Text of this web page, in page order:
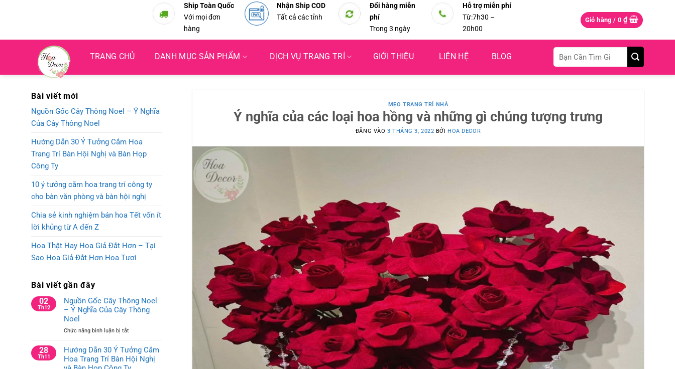
Ship Toàn Quốc
Với mọi đơn
hàng
Nhận Ship COD
Tất cả các tỉnh
Đổi hàng miễn
phí
Trong 3 ngày
Hỗ trợ miễn phí
Từ:7h30 –
20h00
Giỏ hàng / 0 ₫
TRANG CHỦ DANH MỤC SẢN PHẨM DỊCH VỤ TRANG TRÍ GIỚI THIỆU LIÊN HỆ BLOG
Tìm
kiếm:
Bài viết mới
Nguồn Gốc Cây Thông Noel – Ý Nghĩa
Của Cây Thông Noel
Hướng Dẫn 30 Ý Tưởng Cắm Hoa
Trang Trí Bàn Hội Nghị và Bàn Họp
Công Ty
10 ý tưởng cắm hoa trang trí công ty
cho bàn văn phòng và bàn hội nghị
Chia sẻ kinh nghiệm bán hoa Tết vốn ít
lời khủng từ A đến Z
Hoa Thật Hay Hoa Giả Đắt Hơn – Tại
Sao Hoa Giả Đắt Hơn Hoa Tươi
Bài viết gần đây
02
Th12
Nguồn Gốc Cây Thông Noel
– Ý Nghĩa Của Cây Thông
Noel
Chức năng bình luận bị tắtở
Gốc
Cây
Thông
28
Th11
Hướng Dẫn 30 Ý Tưởng Cắm
Hoa Trang Trí Bàn Hội Nghị
MẸO TRANG TRÍ NHÀ
Ý nghĩa của các loại hoa hồng và những gì chúng tượng trưng
ĐĂNG VÀO 3 THÁNG 3, 2022 BỞI HOA DECOR